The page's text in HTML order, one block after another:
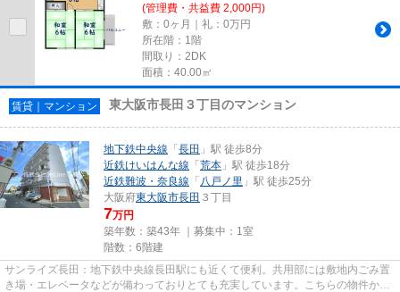
(管理費・共益費 2,000円)
敷：0ヶ月｜礼：0万円
所在階：1階
間取り：2DK
面積：40.00㎡
賃貸｜マンション 東大阪市長田３丁目のマンション
地下鉄中央線 「長田 」駅 徒歩8分
近鉄けいはんな線 「荒本 」駅 徒歩18分
近鉄難波・奈良線 「 八戸ノ里 」駅 徒歩25分
大阪府東大阪市長田 ３丁目
7万円
築年数：築43年 ｜募集中： 1室
階数：6階建
サンライズ長田：地下鉄中央線長田駅にも近くて便利。共用部には敷地内ごみ置
き場・エレベータなどが備わっておりとても充実しています。こちらの物件から